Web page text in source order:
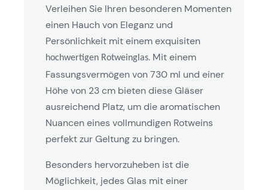
Verleihen Sie Ihren besonderen Momenten
einen Hauch von Eleganz und
Persönlichkeit mit einem exquisiten
hochwertigen Rotweinglas. Mit einem
Fassungsvermögen von 730 ml und einer
Höhe von 23 cm bieten diese Gläser
ausreichend Platz, um die aromatischen
Nuancen eines vollmundigen Rotweins
perfekt zur Geltung zu bringen.
Besonders hervorzuheben ist die
Möglichkeit, jedes Glas mit einer